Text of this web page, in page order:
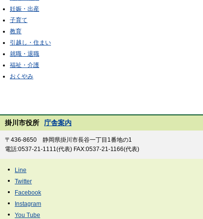
妊娠・出産
子育て
教育
引越し・住まい
就職・退職
福祉・介護
おくやみ
掛川市役所 庁舎案内
〒436-8650 静岡県掛川市長谷一丁目1番地の1
電話:0537-21-1111(代表) FAX:0537-21-1166(代表)